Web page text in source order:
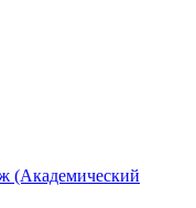
(Академический